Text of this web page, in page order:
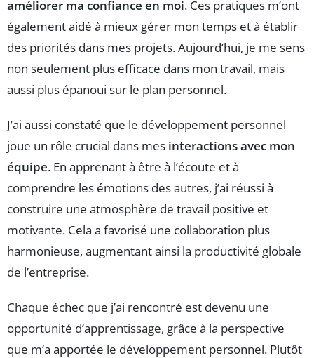
améliorer ma confiance en moi. Ces pratiques m’ont
également aidé à mieux gérer mon temps et à établir
des priorités dans mes projets. Aujourd’hui, je me sens
non seulement plus efficace dans mon travail, mais
aussi plus épanoui sur le plan personnel.
J’ai aussi constaté que le développement personnel
joue un rôle crucial dans mes interactions avec mon
équipe. En apprenant à être à l’écoute et à
comprendre les émotions des autres, j’ai réussi à
construire une atmosphère de travail positive et
motivante. Cela a favorisé une collaboration plus
harmonieuse, augmentant ainsi la productivité globale
de l’entreprise.
Chaque échec que j’ai rencontré est devenu une
opportunité d’apprentissage, grâce à la perspective
que m’a apportée le développement personnel. Plutôt